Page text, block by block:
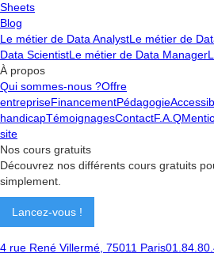
Sheets
Blog
Le métier de Data AnalystLe métier de
Data ScientistLe métier de Data Manager
À propos
Qui sommes-nous ?Offre
entrepriseFinancementPédagogie
handicapTémoignagesContactF.A.Q
site
Nos cours gratuits
Découvrez nos différents cours gratuits
simplement.
Lancez-vous !
4 rue René Villermé, 75011 Paris